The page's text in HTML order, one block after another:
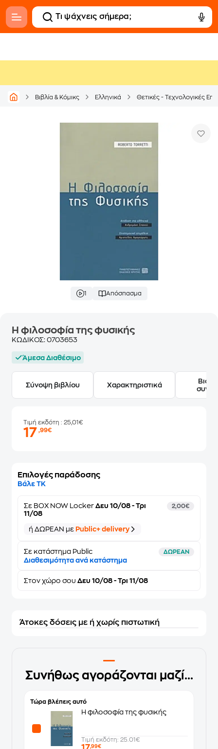
Βιβλία & Κόμικς Ελληνικά Θετικές - Τεχνολογικές
1 Απόσπασμα
Η φιλοσοφία της φυσικής
ΚΩΔΙΚΟΣ: 0703653
Άμεσα Διαθέσιμο
Σύνοψη βιβλίου Χαρακτηριστικά
Τιμή εκδότη : 25,01€
17,99€
Επιλογές παράδοσης
Βάλε ΤΚ
Σε BOX NOW Locker Δευ 10/08 - Τρι
11/08
2,00€
ή ΔΩΡΕΑΝ με Public+ delivery
Σε κατάστημα Public ΔΩΡΕΑΝ
Διαθεσιμότητα ανά κατάστημα
Στον χώρο σου Δευ 10/08 - Τρι 11/08
Άτοκες δόσεις με ή χωρίς πιστωτική
Συνήθως αγοράζονται μαζί...
Τώρα βλέπεις αυτό
Η φιλοσοφία της φυσικής
Τιμή εκδότη: 25.01€
,99€